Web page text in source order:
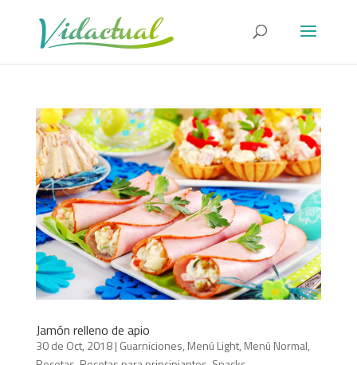
Jamón relleno de apio
30 de Oct, 2018| Guarniciones, Menú Light, Menú Normal,